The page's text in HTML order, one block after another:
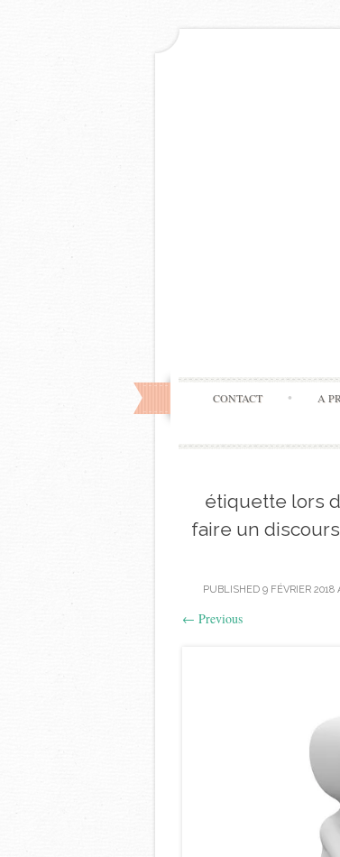
CONTACT A
étiquette lors
faire un
PUBLISHED 9 FÉVRIER 2018
← Previous